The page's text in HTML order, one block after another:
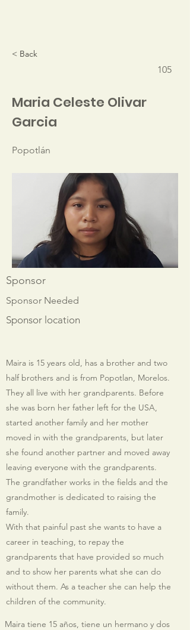
< Back
105
Maria Celeste Olivar
Garcia
Popotlán
Sponsor
Sponsor Needed
Sponsor location
Maira is 15 years old, has a brother and two
half brothers and is from Popotlan, Morelos.
They all live with her grandparents. Before
she was born her father left for the USA,
started another family and her mother
moved in with the grandparents, but later
she found another partner and moved away
leaving everyone with the grandparents.
The grandfather works in the fields and the
grandmother is dedicated to raising the
family.
With that painful past she wants to have a
career in teaching, to repay the
grandparents that have provided so much
and to show her parents what she can do
without them. As a teacher she can help the
children of the community.
Maira tiene 15 años, tiene un hermano y dos